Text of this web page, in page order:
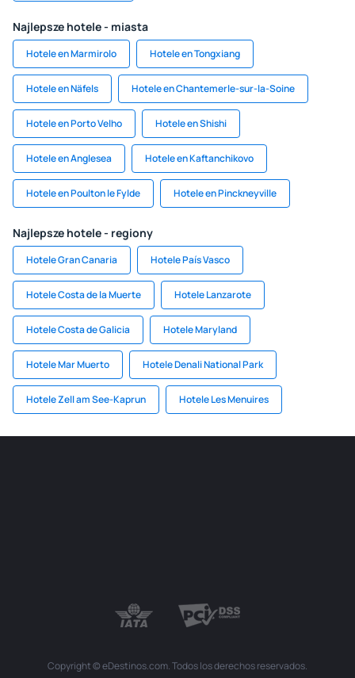
Najlepsze hotele - miasta
Hotele en Marmirolo Hotele en Tongxiang
Hotele en Näfels Hotele en Chantemerle-sur-la-Soine
Hotele en Porto Velho Hotele en Shishi
Hotele en Anglesea Hotele en Kaftanchikovo
Hotele en Poulton le Fylde Hotele en Pinckneyville
Najlepsze hotele - regiony
Hotele Gran Canaria Hotele País Vasco
Hotele Costa de la Muerte Hotele Lanzarote
Hotele Costa de Galicia Hotele Maryland
Hotele Mar Muerto Hotele Denali National Park
Hotele Zell am See-Kaprun Hotele Les Menuires
Copyright © eDestinos.com. Todos los derechos reservados.